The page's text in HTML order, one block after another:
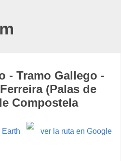
- Tramo Gallego -
(Palas de
Compostela
Earth ver la ruta en Google